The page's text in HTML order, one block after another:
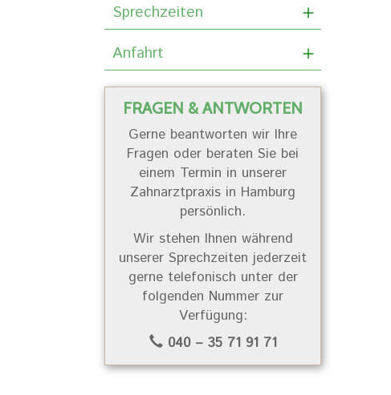
Sprechzeiten
Anfahrt
FRAGEN & ANTWORTEN
Gerne beantworten wir Ihre
Fragen oder beraten Sie bei
einem Termin in unserer
Zahnarztpraxis in Hamburg
persönlich.
Wir stehen Ihnen während
unserer Sprechzeiten jederzeit
gerne telefonisch unter der
folgenden Nummer zur
Verfügung:
040 – 35 71 91 71